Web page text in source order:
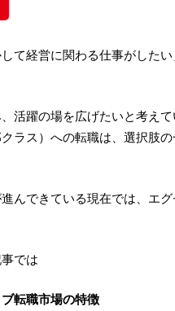
て経営に関わる仕事がしたい
活躍の場を広げたいと考え
ラス）への転職は、選択肢の
んできている現在では、エ
では
転職市場の特徴